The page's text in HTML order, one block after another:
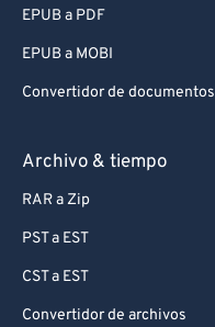
EPUB a PDF
EPUB a MOBI
Convertidor de documentos
Archivo & tiempo
RAR a Zip
PST a EST
CST a EST
Convertidor de archivos